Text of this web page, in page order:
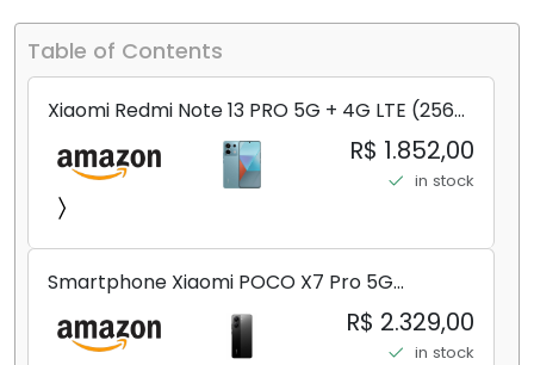
Table of Contents
Xiaomi Redmi Note 13 PRO 5G + 4G LTE (256
GB + 8 GB) 200 MP Triplo (Mobile Mint Tello
e) + (Pacote de carregador duplo de carro
rápido) (Ocean Teal (ROM))
R$ 1.852,00
in stock
Smartphone Xiaomi POCO X7 Pro 5G
8+256GB/12+256GB/12+512GB
R$ 2.329,00
in stock